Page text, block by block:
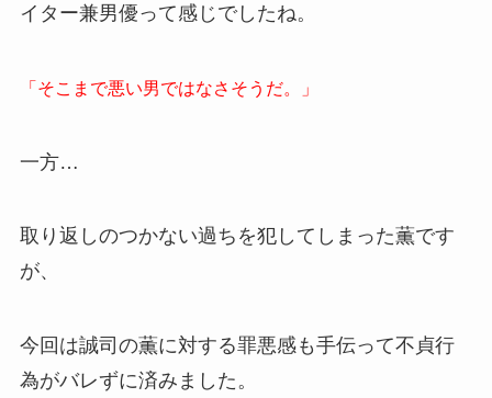
イター兼男優って感じでしたね。
「そこまで悪い男ではなさそうだ。」
一方…
取り返しのつかない過ちを犯してしまった薫です
が、
今回は誠司の薫に対する罪悪感も手伝って不貞行
為がバレずに済みました。